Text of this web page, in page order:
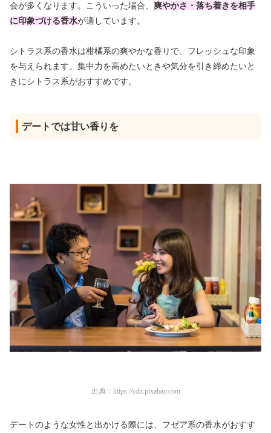
会が多くなります。こういった場合、 爽やかさ・落ち着きを相手
に印象づける香水が適しています。
シトラス系の香水は柑橘系の爽やかな香りで、フレッシュな印象
を与えられます。集中力を高めたいときや気分を引き締めたいと
きにシトラス系がおすすめです。
デートでは甘い香りを
出典： https://cdn.pixabay.com
デートのような女性と出かける際には、フゼア系の香水がおすす